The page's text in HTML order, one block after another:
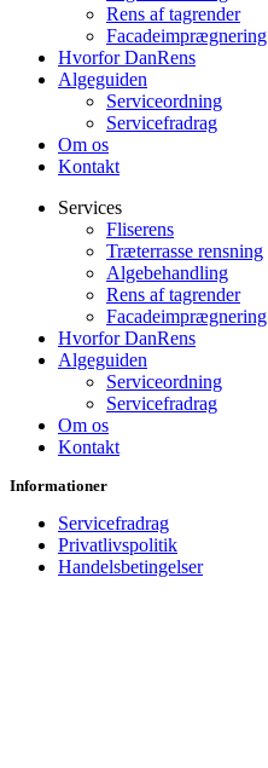
Rens af tagrender
Facadeimprægnering
Hvorfor DanRens
Algeguiden
Serviceordning
Servicefradrag
Om os
Kontakt
Services
Fliserens
Træterrasse rensning
Algebehandling
Rens af tagrender
Facadeimprægnering
Hvorfor DanRens
Algeguiden
Serviceordning
Servicefradrag
Om os
Kontakt
Informationer
Servicefradrag
Privatlivspolitik
Handelsbetingelser